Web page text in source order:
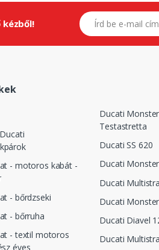
kézből!
E-mail címed
- motoros kabát -
- bőrdzseki
- bőrruha
- textil motoros
éves
Ducati
Testastretta
Ducati SS 620
Ducati
Ducati
Ducati
Ducati Diavel
Ducati